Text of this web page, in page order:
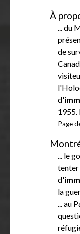
À
... du
de
d'
1955.
Page
... le
tenter
d'
la
... au